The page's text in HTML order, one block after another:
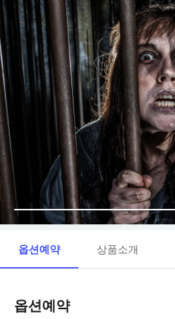
옵션예약 상품소개
옵션예약